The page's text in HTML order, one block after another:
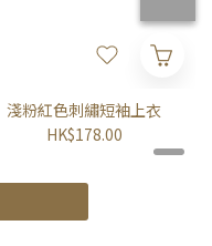
淺粉紅色刺繡短袖上衣
HK$178.00